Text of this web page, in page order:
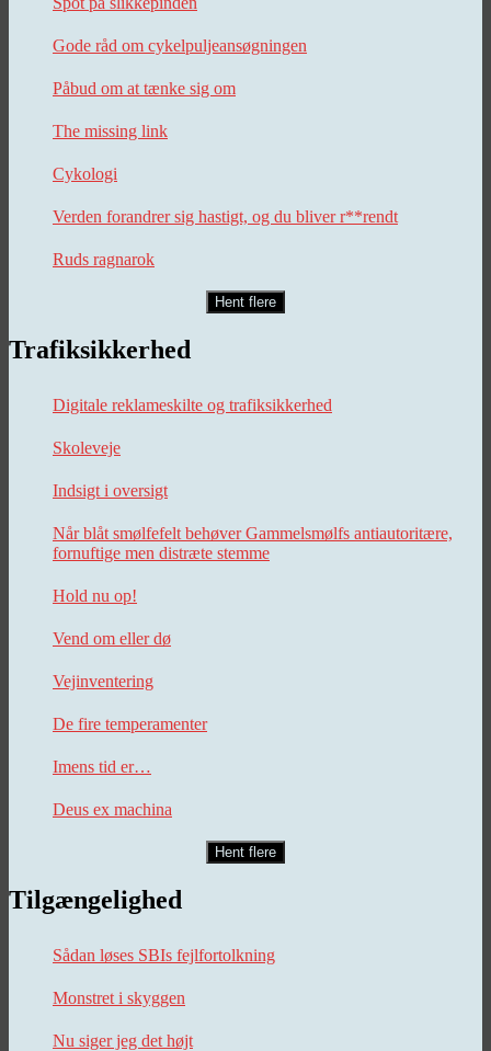
Gode råd om cykelpuljeansøgningen
Påbud om at tænke sig om
The missing link
Cykologi
Verden forandrer sig hastigt, og du bliver r**rendt
Ruds ragnarok
Hent flere
Trafiksikkerhed
Digitale reklameskilte og trafiksikkerhed
Skoleveje
Indsigt i oversigt
Når blåt smølfefelt behøver Gammelsmølfs antiautoritære,
fornuftige men distræte stemme
Hold nu op!
Vend om eller dø
Vejinventering
De fire temperamenter
Imens tid er…
Deus ex machina
Hent flere
Tilgængelighed
Sådan løses SBIs fejlfortolkning
Monstret i skyggen
Nu siger jeg det højt